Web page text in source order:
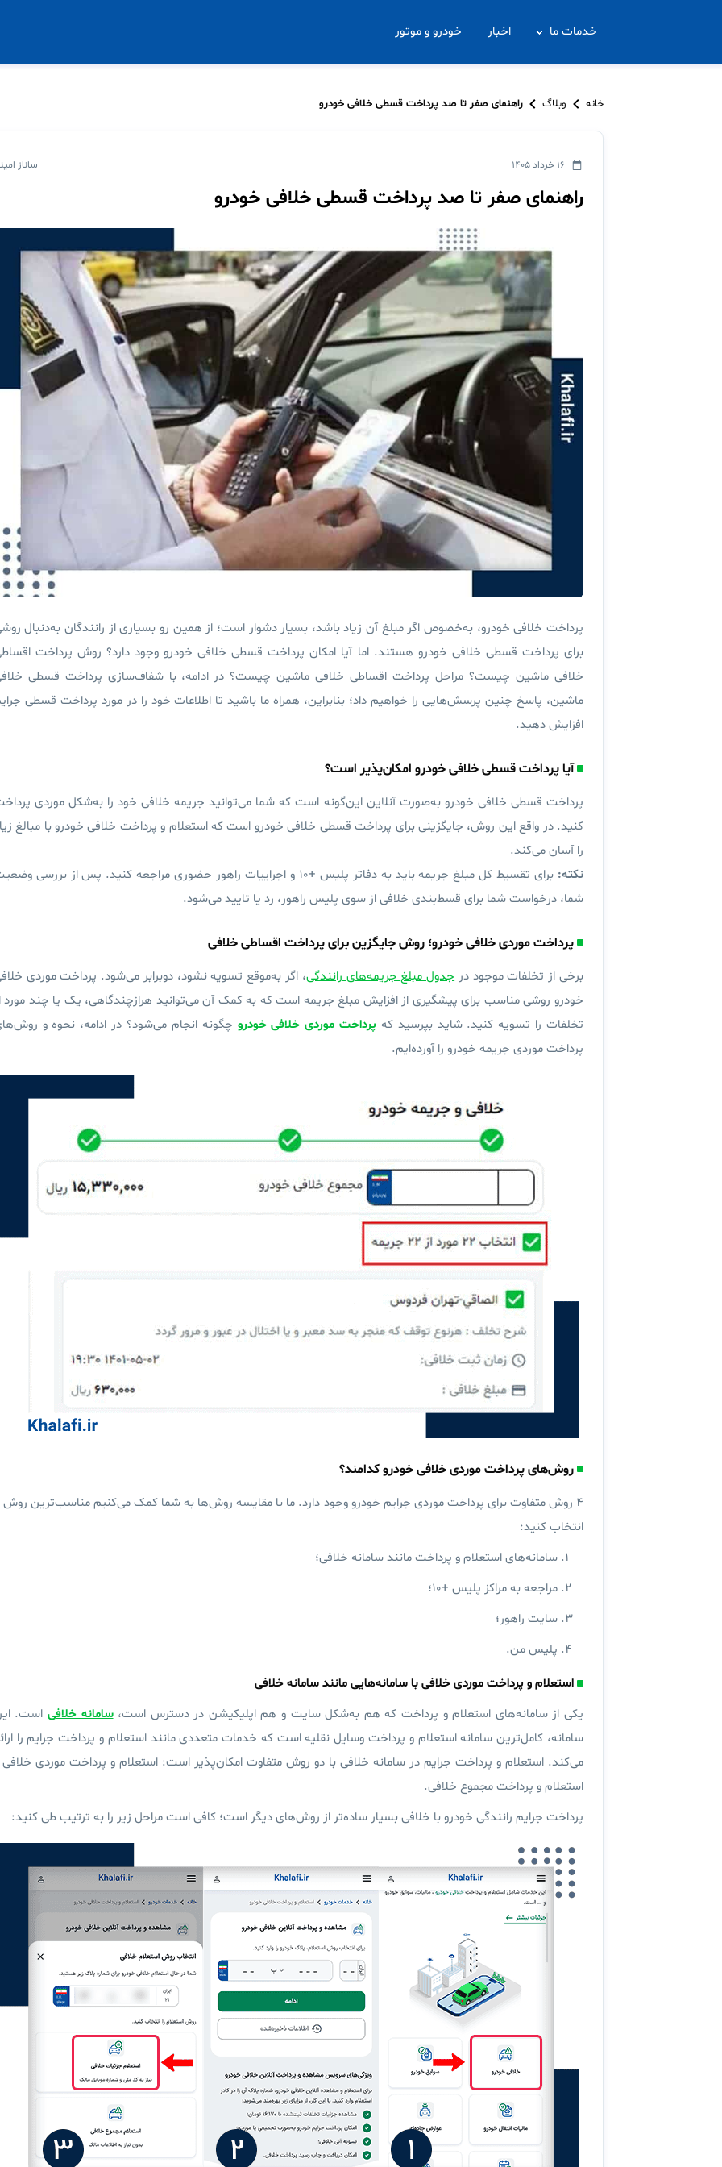
خدمات ما اخبار خودرو و موتور
خانه وبلاگ راهنمای صفر تا صد پرداخت قسطی خلافی خودرو
ساناز
راهنمای صفر تا صد پرداخت قسطی خلافی خودرو
پرداخت خلافی خودرو، به‌خصوص اگر مبلغ آن زیاد باشد، بسیار دشوار است؛ از همین رو بسیاری از رانندگان به‌دنبال
برای پرداخت قسطی خلافی خودرو هستند. اما آیا امکان پرداخت قسطی خلافی خودرو وجود دارد؟ روش پرداخت
خلافی ماشین چیست؟ مراحل پرداخت اقساطی خلافی ماشین چیست؟ در ادامه، با شفاف‌سازی پرداخت قسطی
ماشین، پاسخ چنین پرسش‌هایی را خواهیم داد؛ بنابراین، همراه ما باشید تا اطلاعات خود را در مورد پرداخت قسطی
افزایش دهید.
آیا پرداخت قسطی خلافی خودرو امکان‌پذیر است؟
پرداخت قسطی خلافی خودرو به‌صورت آنلاین این‌گونه است که شما می‌توانید جریمه خلافی خود را به‌شکل موردی
کنید. در واقع این روش، جایگزینی برای پرداخت قسطی خلافی خودرو است که استعلام و پرداخت خلافی خودرو با مبالغ
را آسان می‌کند.
نکته:
برای تقسیط کل مبلغ جریمه باید به دفاتر پلیس +۱۰ و اجراییات راهور حضوری مراجعه کنید. پس از بررسی
شما، درخواست شما برای قسط‌بندی خلافی از سوی پلیس راهور، رد یا تایید می‌شود.
پرداخت موردی خلافی خودرو؛ روش جایگزین برای پرداخت اقساطی خلافی
برخی از تخلفات موجود درجدول مبلغ جریمه‌های رانندگی، اگر به‌موقع تسویه نشود، دوبرابر می‌شود. پرداخت موردی
خودرو روشی مناسب برای پیشگیری از افزایش مبلغ جریمه است که به کمک آن می‌توانید هرازچندگاهی، یک یا چند مورد
تخلفات را تسویه کنید. شاید بپرسید که پرداخت موردی خلافی خودرو چگونه انجام می‌شود؟ در ادامه، نحوه و
پرداخت موردی جریمه خودرو را آورده‌ایم.
روش‌های پرداخت موردی خلافی خودرو کدامند؟
۴ روش متفاوت برای پرداخت موردی جرایم خودرو وجود دارد. ما با مقایسه‌ روش‌ها به شما کمک می‌کنیم مناسب‌ترین روش
انتخاب کنید:
سامانه‌های استعلام و پرداخت مانند سامانه خلافی؛
مراجعه به مراکز پلیس +۱۰؛
سایت راهور؛
پلیس من.
استعلام و پرداخت موردی خلافی با سامانه‌هایی مانند سامانه خلافی
یکی از سامانه‌های استعلام و پرداخت که هم به‌شکل سایت و هم اپلیکیشن در دسترس است،سامانه خلافی است.
سامانه، کامل‌ترین سامانه استعلام و پرداخت وسایل نقلیه است که خدمات متعددی مانند استعلام و پرداخت جرایم را
می‌کند. استعلام و پرداخت جرایم در سامانه خلافی با دو روش متفاوت امکان‌پذیر است: استعلام و پرداخت موردی
استعلام و پرداخت مجموع خلافی.
پرداخت جرایم رانندگی خودرو با خلافی بسیار ساده‌تر از روش‌های دیگر است؛ کافی است مراحل زیر را به ترتیب طی کنید: